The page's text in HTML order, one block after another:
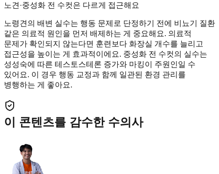
노견·중성화 전 수컷은 다르게 접근해요
노령견의 배변 실수는 행동 문제로 단정하기 전에 비뇨기 질환
같은 의료적 원인을 먼저 배제하는 게 중요해요. 의료적
문제가 확인되지 않는다면 훈련보다 화장실 개수를 늘리고
접근성을 높이는 게 효과적이에요. 중성화 전 수컷의 실수는
성성숙에 따른 테스토스테론 증가와 마킹이 주원인일 수
있어요. 이 경우 행동 교정과 함께 일관된 환경 관리를
병행하는 게 좋아요.
이 콘텐츠를 감수한 수의사